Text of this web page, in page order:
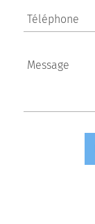
Téléphone
Message